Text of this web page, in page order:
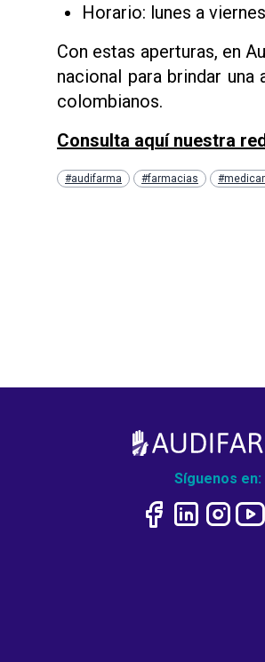
Horario: lunes a
Con estas aperturas, en
nacional para brindar
colombianos.
Consulta aquí nuestra
#audifarma #farmacias
Síguenos en: